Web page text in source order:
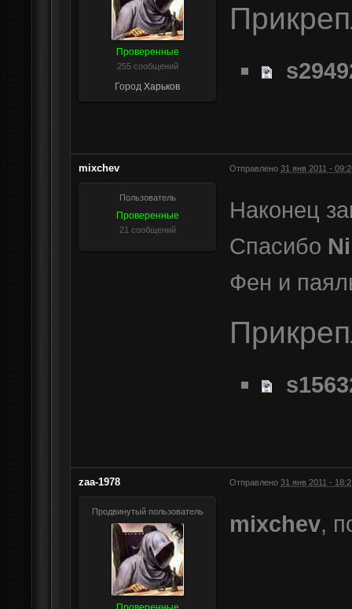
Проверенные
255 сообщений
Город Харьков
mixchev Отправлено 31 янв 2011 -
Пользователь
Проверенные
21 сообщений
Наконец
Спасибо
Фен и
zaa-1978 Отправлено 31 янв 2011 -
Продвинутый пользователь mixchev,